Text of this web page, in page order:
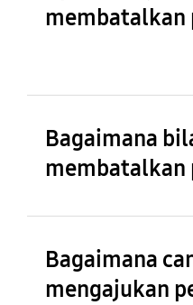
membatalkan
Bagaimana
membatalkan
Bagaimana
mengajukan